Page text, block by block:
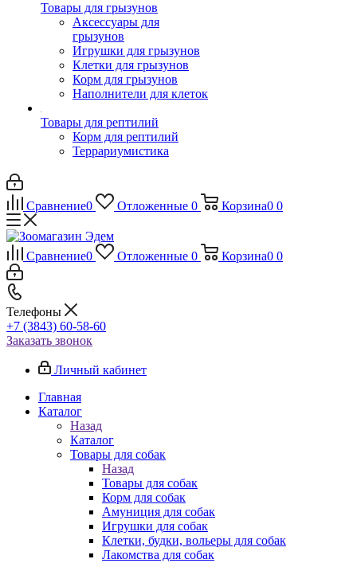
Товары для грызунов
Аксессуары для
грызунов
Игрушки для грызунов
Клетки для грызунов
Корм для грызунов
Наполнители для клеток
Товары для рептилий
Корм для рептилий
Террариумистика
Сравнение0 Отложенные 0 Корзина0 0
Сравнение0 Отложенные 0 Корзина0 0
Телефоны
+7 (3843) 60-58-60
Заказать звонок
Личный кабинет
Главная
Каталог
Назад
Каталог
Товары для собак
Назад
Товары для собак
Корм для собак
Амуниция для собак
Игрушки для собак
Клетки, будки, вольеры для собак
Лакомства для собак